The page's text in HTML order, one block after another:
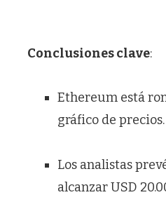
Conclusiones clave:
Ethereum está
gráfico de precios.
Los analistas
alcanzar USD